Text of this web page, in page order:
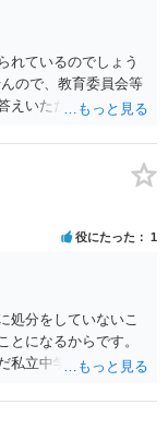
れているのでしょう
ので、教育委員会等
えいただくことにな
役にたった 1
処分をしていないこ
とになるからです。
私立中学ですので裁
学処分を上記事情か